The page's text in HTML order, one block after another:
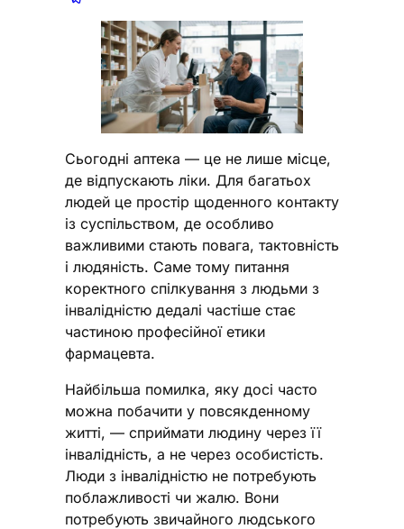
Сьогодні аптека — це не лише місце,
де відпускають ліки. Для багатьох
людей це простір щоденного контакту
із суспільством, де особливо
важливими стають повага, тактовність
і людяність. Саме тому питання
коректного спілкування з людьми з
інвалідністю дедалі частіше стає
частиною професійної етики
фармацевта.
Найбільша помилка, яку досі часто
можна побачити у повсякденному
житті, — сприймати людину через її
інвалідність, а не через особистість.
Люди з інвалідністю не потребують
поблажливості чи жалю. Вони
потребують звичайного людського